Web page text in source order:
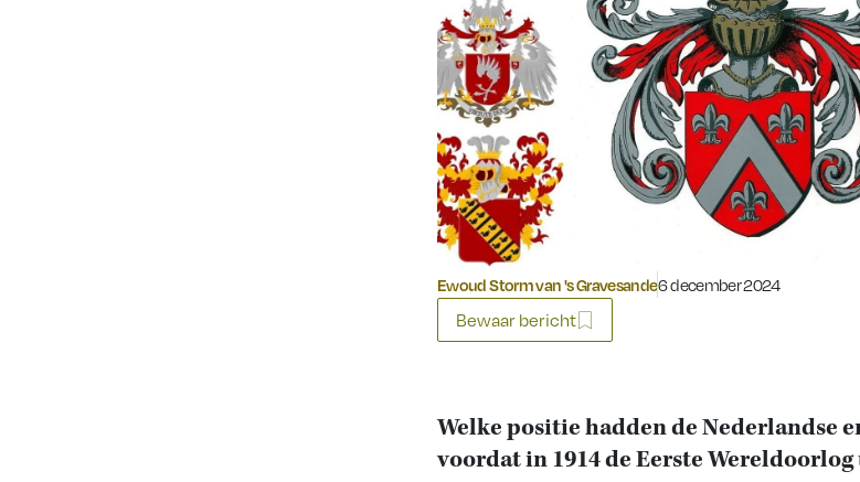
Ewoud Storm van 's GravesandeGepubliceerd op:
6 december 2024
Bewaar bericht
Welke positie hadden de Nederlandse
voordat in 1914 de Eerste